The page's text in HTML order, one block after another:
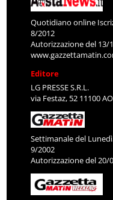
Quotidiano online
8/2012
Autorizzazione del 13/
Editore
LG PRESSE S.R.L.
via Festaz, 52 11100
Settimanale del
9/2002
Autorizzazione del 20/